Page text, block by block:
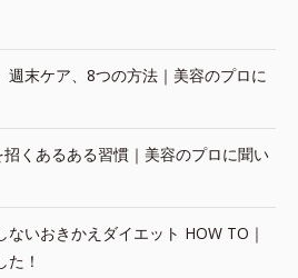
週末ケア、8つの方法｜美容のプロに
招くあるある習慣｜美容のプロに聞い
いおきかえダイエット HOW TO｜
！